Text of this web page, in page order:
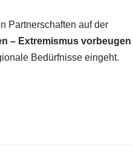
Partnerschaften auf der
– Extremismus vorbeugen
Bedürfnisse eingeht.